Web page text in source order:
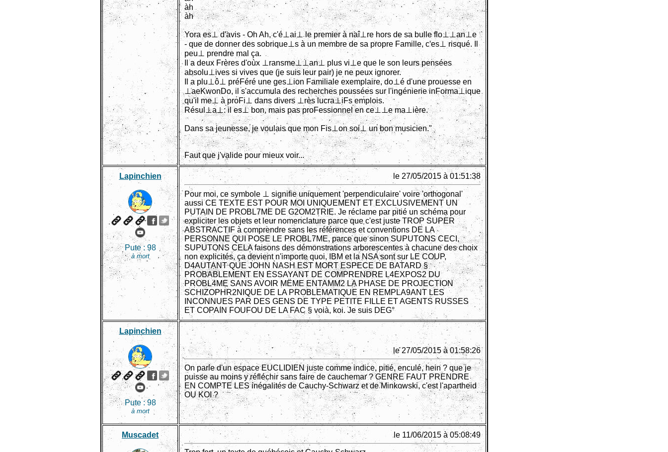
àh
àh
Yora es⊥ d'avis - Oh Ah, c'é⊥ai⊥ le premier à naî⊥re hors de sa bulle flo⊥⊥an⊥e
- que de donner des sobrique⊥s à un membre de sa propre Famille, c'es⊥ risqué. Il
peu⊥ prendre mal ça.
Il a deux Frères d'oùx ⊥ransme⊥⊥an⊥ plus vi⊥e que le son leurs pensées
absolu⊥ives si vives que (je suis leur pair) je ne peux ignorer.
Il a plu⊥ô⊥ préFéré une ges⊥ion Familiale exemplaire, do⊥é d'une prouesse en
⊥aeKwonDo, il s'accumula des recherches poussées sur l'ingénierie inForma⊥ique
qu'il me⊥ à proFi⊥ dans divers ⊥rès lucra⊥iFs emplois.
Résul⊥a⊥: il es⊥ bon, mais pas proFessionnel en ce⊥⊥e ma⊥ière.
Dans sa jeunesse, je voulais que mon Fis⊥on soi⊥ un bon musicien."
Faut que j'valide pour mieux voir...
Lapinchien
Pute : 98
à mort
le 27/05/2015 à 01:51:38
Pour moi, ce symbole ⊥ signifie uniquement 'perpendiculaire' voire 'orthogonal'
aussi CE TEXTE EST POUR MOI UNIQUEMENT ET EXCLUSIVEMENT UN
PUTAIN DE PROBL7ME DE G2OM2TRIE. Je réclame par pitié un schéma pour
expliciter les objets et leur nomenclature parce que c'est juste TROP SUPER
ABSTRACTIF à comprendre sans les références et conventions DE LA
PERSONNE QUI POSE LE PROBL7ME, parce que sinon SUPUTONS CECI,
SUPUTONS CELA faisons des démonstrations arborescentes à chacune des choix
non explicités, ça devient n'importe quoi, IBM et la NSA sont sur LE COUP,
D4AUTANT QUE JOHN NASH EST MORT ESPECE DE BATARD §
PROBABLEMENT EN ESSAYANT DE COMPRENDRE L4EXPOS2 DU
PROBL4ME SANS AVOIR MËME ENTAMM2 LA PHASE DE PROJECTION
SCHIZOPHR2NIQUE DE LA PROBLEMATIQUE EN REMPLA9ANT LES
INCONNUES PAR DES GENS DE TYPE PETITE FILLE ET AGENTS RUSSES
ET COPAIN FOUFOU DE LA FAC § voià, koi. Je suis DEG°
Lapinchien
Pute :98
à mort
le 27/05/2015 à 01:58:26
On parle d'un espace EUCLIDIEN juste comme indice, pitié, enculé, hein ? que je
puisse au moins y réfléchir sans faire de cauchemar ? GENRE FAUT PRENDRE
EN COMPTE LES inégalités de Cauchy-Schwarz et de Minkowski, c'est l'apartheid
OU KOI ?
Muscadet le 11/06/2015 à 05:08:49